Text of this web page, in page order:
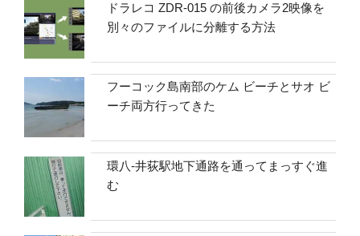
ドラレコ ZDR-015 の前後カメラ2映像を
別々のファイルに分離する方法
フーコック島南部のケム ビーチとサオ ビ
ーチ両方行ってきた
環八-井荻駅地下通路を通ってまっすぐ進
む